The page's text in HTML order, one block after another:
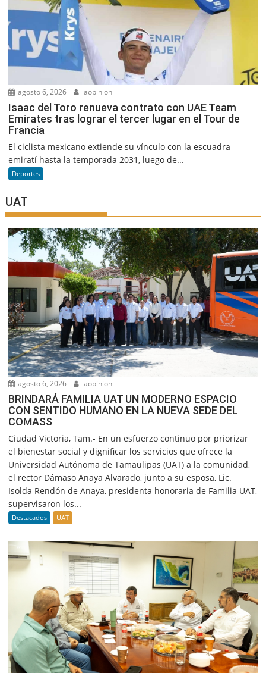
agosto 6, 2026 laopinion
Isaac del Toro renueva contrato con UAE Team
Emirates tras lograr el tercer lugar en el Tour de
Francia
El ciclista mexicano extiende su vínculo con la escuadra
emiratí hasta la temporada 2031, luego de...
Deportes
UAT
agosto 6, 2026 laopinion
BRINDARÁ FAMILIA UAT UN MODERNO ESPACIO
CON SENTIDO HUMANO EN LA NUEVA SEDE DEL
COMASS
Ciudad Victoria, Tam.- En un esfuerzo continuo por priorizar
el bienestar social y dignificar los servicios que ofrece la
Universidad Autónoma de Tamaulipas (UAT) a la comunidad,
el rector Dámaso Anaya Alvarado, junto a su esposa, Lic.
Isolda Rendón de Anaya, presidenta honoraria de Familia UAT,
supervisaron los...
Destacados UAT